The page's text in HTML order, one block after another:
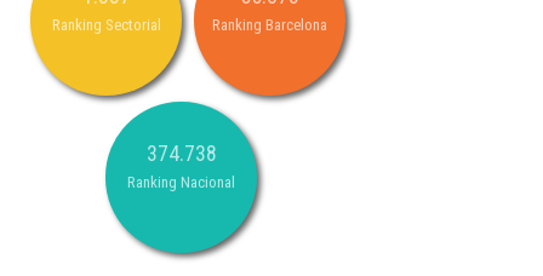
Ranking Sectorial Ranking Barcelona
374.738
Ranking Nacional